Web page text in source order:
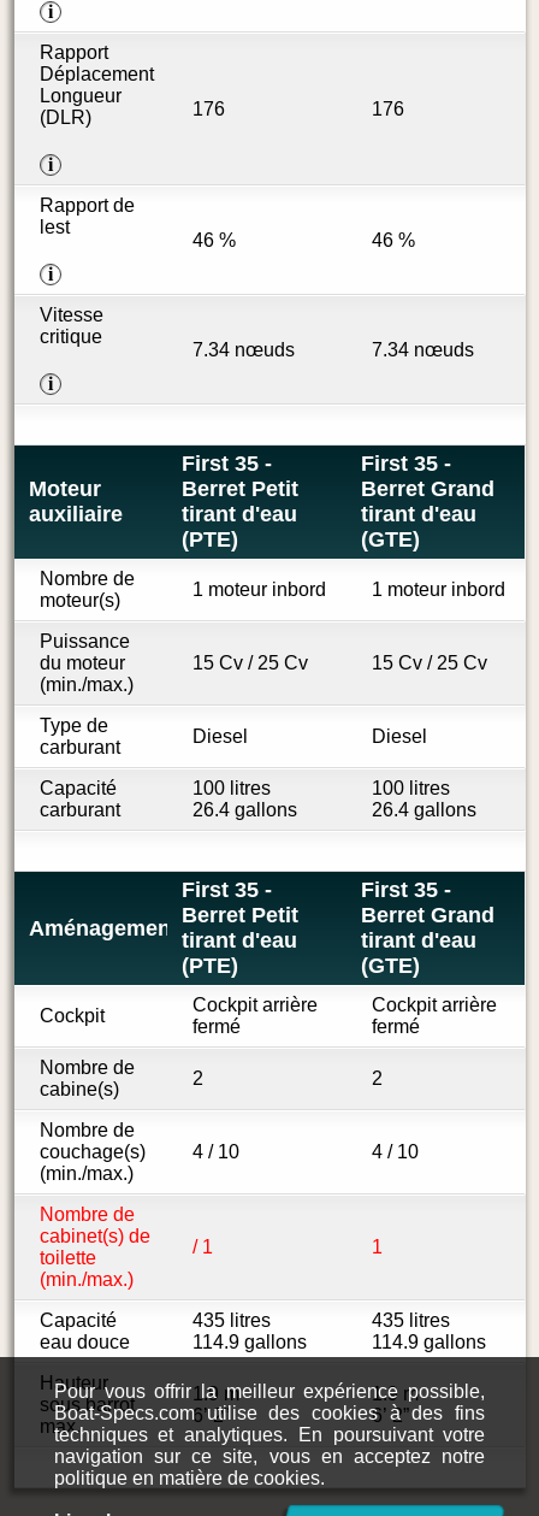
i
Rapport
Déplacement
Longueur
(DLR)
i
176 176
Rapport de
lest
i
46 % 46 %
Vitesse
critique
i
7.34 nœuds 7.34 nœuds
Moteur
auxiliaire
First 35 -
Berret Petit
tirant d'eau
(PTE)
First 35 -
Berret Grand
tirant d'eau
(GTE)
Nombre de
moteur(s)
1 moteur inbord 1 moteur inbord
Puissance
du moteur
(min./max.)
15 Cv / 25 Cv 15 Cv / 25 Cv
Type de
carburant
Diesel Diesel
Capacité
carburant
100 litres
26.4 gallons
100 litres
26.4 gallons
Aménagement
First 35 -
Berret Petit
tirant d'eau
(PTE)
First 35 -
Berret Grand
tirant d'eau
(GTE)
Cockpit
Cockpit arrière
fermé
Cockpit arrière
fermé
Nombre de
cabine(s)
2 2
Nombre de
couchage(s)
(min./max.)
4 / 10 4 / 10
Nombre de
cabinet(s) de
toilette
(min./max.)
/ 1 1
Capacité
eau douce
435 litres
114.9 gallons
435 litres
114.9 gallons
Hauteur
sous barrot
max.
1.9 m
6’ 2”
1.9 m
6’ 2”
Pour vous offrir la meilleur expérience possible,
Boat-Specs.com utilise des cookies à des fins
techniques et analytiques. En poursuivant votre
navigation sur ce site, vous en acceptez notre
politique en matière de cookies.